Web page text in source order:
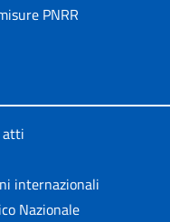
PNRR
atti
internazionali
Nazionale